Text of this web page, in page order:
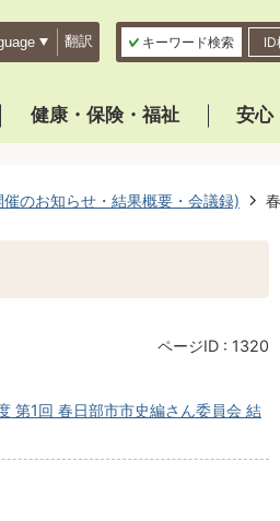
翻訳 キーワード検索 ID
健康・保険・福祉 安心
のお知らせ・結果概要・会議録)
ページID : 1320
第1回 春日部市市史編さん委員会 結